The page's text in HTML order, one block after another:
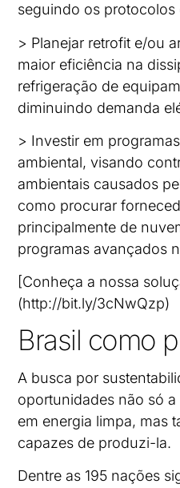
seguindo os protocolos
> Planejar retrofit e/ou
maior eficiência na
refrigeração de
diminuindo demanda
> Investir em
ambiental, visando
ambientais causados
como procurar
principalmente de
programas avançados
[Conheça a nossa
(http://bit.ly/3cNwQzp)
Brasil como
A busca por
oportunidades não só
em energia limpa, mas
capazes de produzi-la.
Dentre as 195 nações